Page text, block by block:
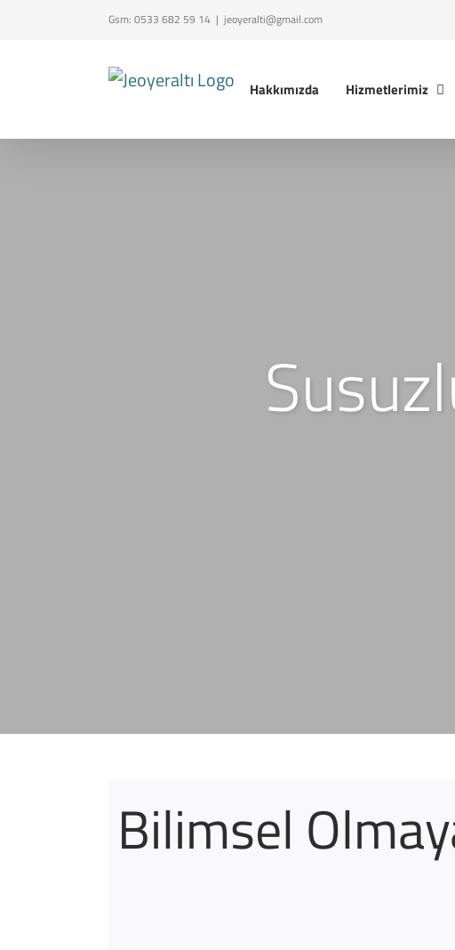
Gsm: 0533 682 59 14 | jeoyeralti@gmail.com
Hakkımızda Hizmetlerimiz
Bilimsel